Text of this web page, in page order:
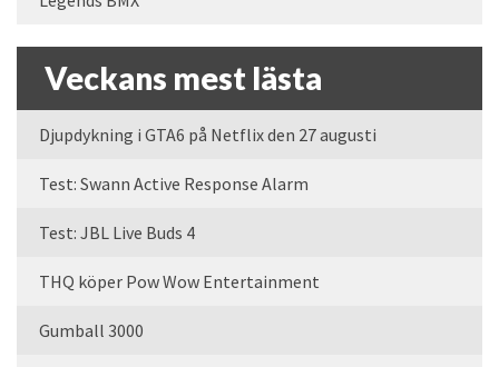
Veckans mest lästa
Djupdykning i GTA6 på Netflix den 27 augusti
Test: Swann Active Response Alarm
Test: JBL Live Buds 4
THQ köper Pow Wow Entertainment
Gumball 3000